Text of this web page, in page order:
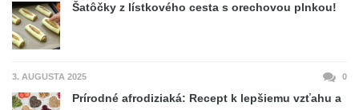
Šatôčky z lístkového cesta s orechovou plnkou!
3. AUGUSTA 2025 0
Prírodné afrodiziaká: Recept k lepšiemu vzťahu a